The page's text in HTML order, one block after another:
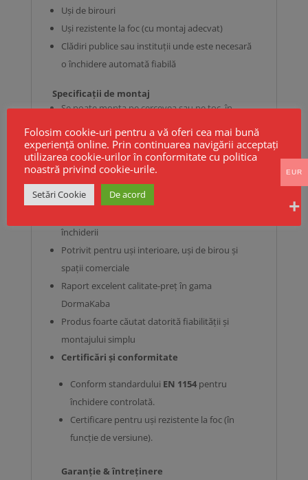
Uși de birouri
Uși rezistente la foc (cu montaj adecvat)
Clădiri publice sau instituții unde este necesară
o închidere automată fiabilă
Specificații de montaj
Se poate monta pe cercevea sau pe toc, în
funcție de configurația ușii
⭐Avantaje principale
Funcționare silențioasă și constantă
închiderii
Potrivit pentru uși interioare, uși de birou și
spații comerciale
Raport excelent calitate-preț în gama
DormaKaba
Produs foarte căutat datorită fiabilității și
montajului simplu
Certificări și conformitate
Conform standardului EN 1154pentru
închidere controlată.
Certificare pentru uși rezistente la foc (în
funcție de versiune).
Garanție & întreținere
Folosim cookie-uri pentru a vă oferi cea mai bună
experiență online. Prin continuarea navigării acceptați
utilizarea cookie-urilor în conformitate cu politica
noastră privind cookie-urile.
Setări Cookie De acord
EUR